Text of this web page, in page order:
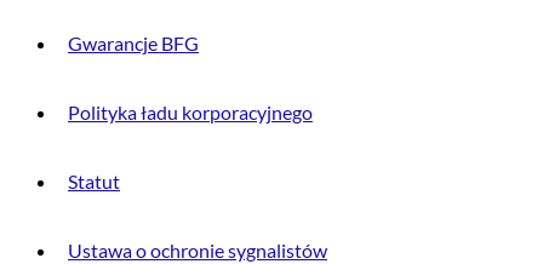
Gwarancje BFG
Polityka ładu korporacyjnego
Statut
Ustawa o ochronie sygnalistów